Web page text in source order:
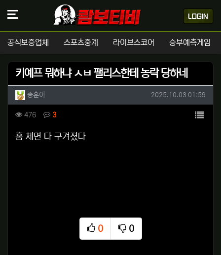
공식보증업체 스포츠중계 라이브스코어 승부예측게임
키예프 뭐하냐 ㅅㅂ 팰리스한테 농락 당하네
작성자 정보
종훈이 작성일
2025.10.03 01:59
컨텐츠 정보
476조회 3댓글 목록
본문
홈 체면 다 구겨졌다
0
추천
0
비추천